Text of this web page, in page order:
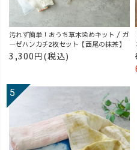
汚れず簡単！おうち草木染めキット / ガ
ーゼハンカチ2枚セット【西尾の抹茶】
3,300円(税込)